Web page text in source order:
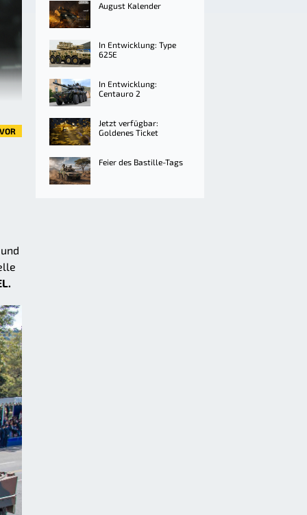
VOR
August Kalender
In Entwicklung: Type
625E
In Entwicklung:
Centauro 2
Jetzt verfügbar:
Goldenes Ticket
Feier des Bastille-Tags